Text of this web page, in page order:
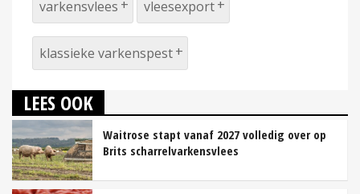
varkensvlees vleesexport
klassieke varkenspest
LEES OOK
Waitrose stapt vanaf 2027 volledig over op
Brits scharrelvarkensvlees